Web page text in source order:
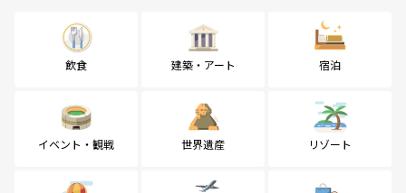
飲食 建築・アート 宿泊
イベント・観戦 世界遺産 リゾート